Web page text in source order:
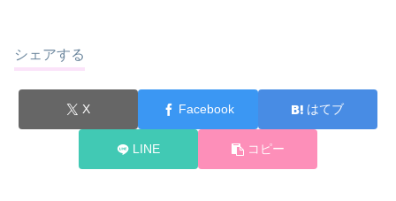
シェアする
X Facebook はてブ
LINE コピー